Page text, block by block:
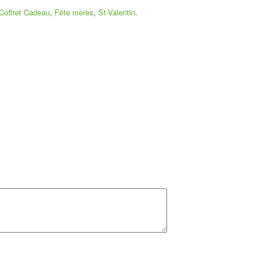
Cadeau, Fête mères, St-Valentin.